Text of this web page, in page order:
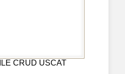
CRUD USCAT